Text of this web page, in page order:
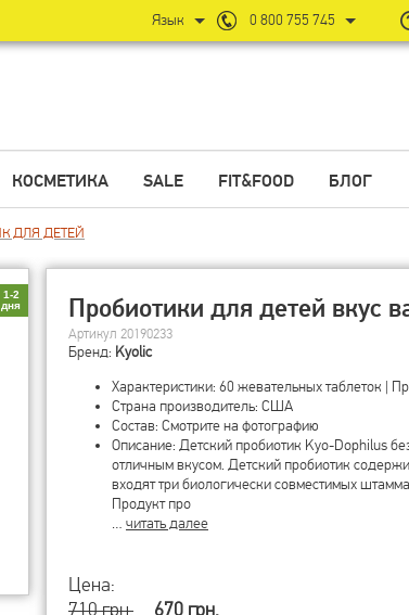
КОСМЕТИКА SALE FIT&FOOD БЛОГ
ДЛЯ ДЕТЕЙ
1-2
дня
Пробиотики для детей вкус
Артикул 20190233
Бренд: Kyolic
Характеристики: 60 жевательных таблеток |
Страна производитель: США
Состав: Смотрите на фотографию
Описание: Детский пробиотик Kyo-Dophilus
отличным вкусом. Детский пробиотик
входят три биологически совместимых
Продукт про
… читать далее
Цена:
710 грн.
670 грн.
0 800 755 745
Язык